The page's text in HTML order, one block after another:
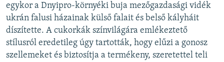
egykor a Dnyipro-környéki buja mezőgazdasági vidék
ukrán falusi házainak külső falait és belső kályháit
díszítette. A cukorkák színvilágára emlékeztető
stílusról eredetileg úgy tartották, hogy elűzi a gonosz
szellemeket és biztosítja a termékeny, szeretettel teli